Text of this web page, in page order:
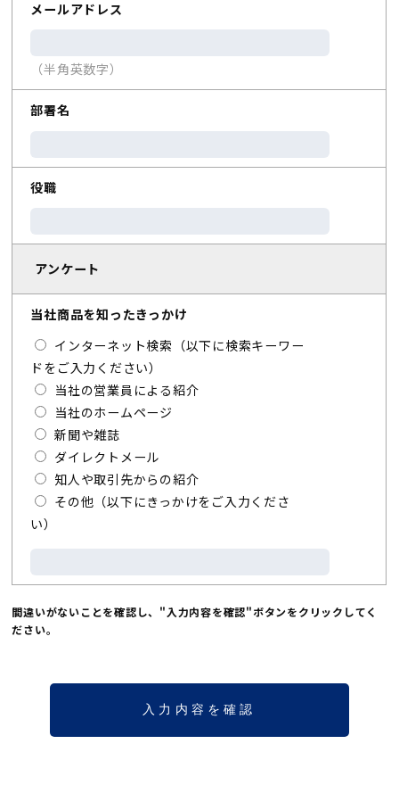
メールアドレス
（半角英数字）
部署名
役職
アンケート
当社商品を知ったきっかけ
インターネット検索（以下に検索キーワー
ドをご入力ください）
当社の営業員による紹介
当社のホームページ
新聞や雑誌
ダイレクトメール
知人や取引先からの紹介
その他（以下にきっかけをご入力くださ
い）
間違いがないことを確認し、"入力内容を確認"ボタンをクリックしてく
ださい。